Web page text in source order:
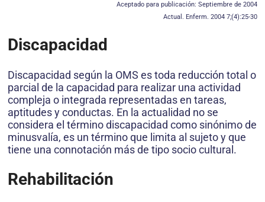
Aceptado para publicación: Septiembre de 2004
Actual. Enferm. 2004 7;(4):25-30
Discapacidad
Discapacidad según la OMS es toda reducción total o
parcial de la capacidad para realizar una actividad
compleja o integrada representadas en tareas,
aptitudes y conductas. En la actualidad no se
considera el término discapacidad como sinónimo de
minusvalía, es un término que limita al sujeto y que
tiene una connotación más de tipo socio cultural.
Rehabilitación